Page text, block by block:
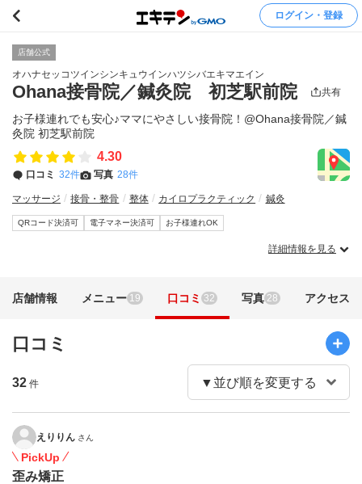
ログイン・登録
店舗公式
オハナセッコツインシンキュウインハツシバエキマエイン
Ohana接骨院／鍼灸院 初芝駅前院 共有
お子様連れでも安心♪ママにやさしい接骨院！@Ohana接骨院／鍼
灸院 初芝駅前院
4.30
口コミ 32件 写真 28件
マッサージ 接骨・整骨 整体 カイロプラクティック 鍼灸
QRコード決済可 電子マネー決済可 お子様連れOK
詳細情報を見る
店舗情報 メニュー 19 口コミ 32 写真 28 アクセス
口コミ
32 件
えりりん さん
PickUp
歪み矯正